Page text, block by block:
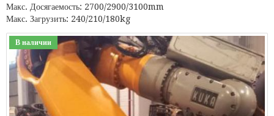
Макс. Досягаемость: 2700/2900/3100mm
Макс. Загрузить: 240/210/180kg
В наличии